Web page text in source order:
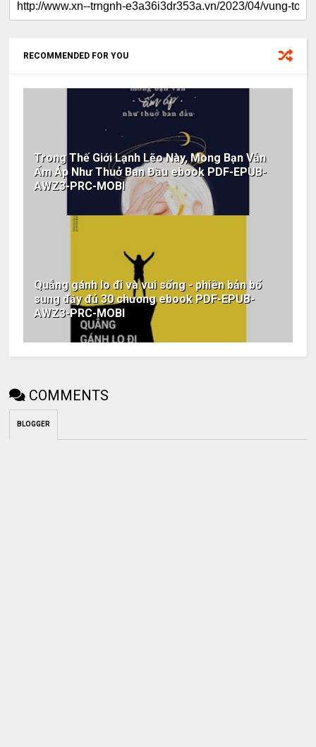
RECOMMENDED FOR YOU
Trong Thế Giới Lạnh Lẽo Này, Mong Bạn Vẫn
Ấm Áp Như Thuở Ban Đầu ebook PDF-EPUB-
AWZ3-PRC-MOBI
Quẳng gánh lo đi và vui sống - phiên bản bổ
sung đầy đủ 30 chương ebook PDF-EPUB-
AWZ3-PRC-MOBI
COMMENTS
BLOGGER